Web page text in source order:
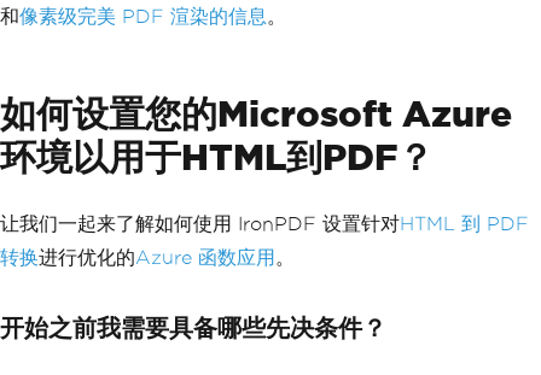
和像素级完美 PDF 渲染的信息 。
如何设置您的Microsoft Azure
环境以用于HTML到PDF？
让我们一起来了解如何使用 IronPDF 设置针对HTML 到 PDF
转换进行优化的Azure 函数应用 。
开始之前我需要具备哪些先决条件？